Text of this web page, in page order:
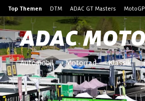
Top Themen DTM ADAC GT Masters
ADAC
Automobil Motorrad Klassik